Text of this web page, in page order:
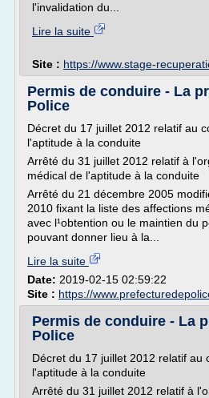
l'invalidation du...
Lire la suite
Site : https://www.stage-
Permis de conduire - La
Police
Décret du 17 juillet 2012 relatif au
l'aptitude à la conduite
Arrêté du 31 juillet 2012 relatif à
médical de l'aptitude à la conduite
Arrêté du 21 décembre 2005
2010 fixant la liste des affections
avec l¹obtention ou le maintien du
pouvant donner lieu à la...
Lire la suite
Date: 2019-02-15 02:59:22
Site : https://
Permis de conduire - La
Police
Décret du 17 juillet 2012 relatif au
l'aptitude à la conduite
Arrêté du 31 juillet 2012 relatif à